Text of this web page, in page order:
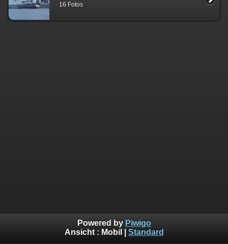
16 Fotos
Powered by Piwigo
Ansicht : Mobil Standard